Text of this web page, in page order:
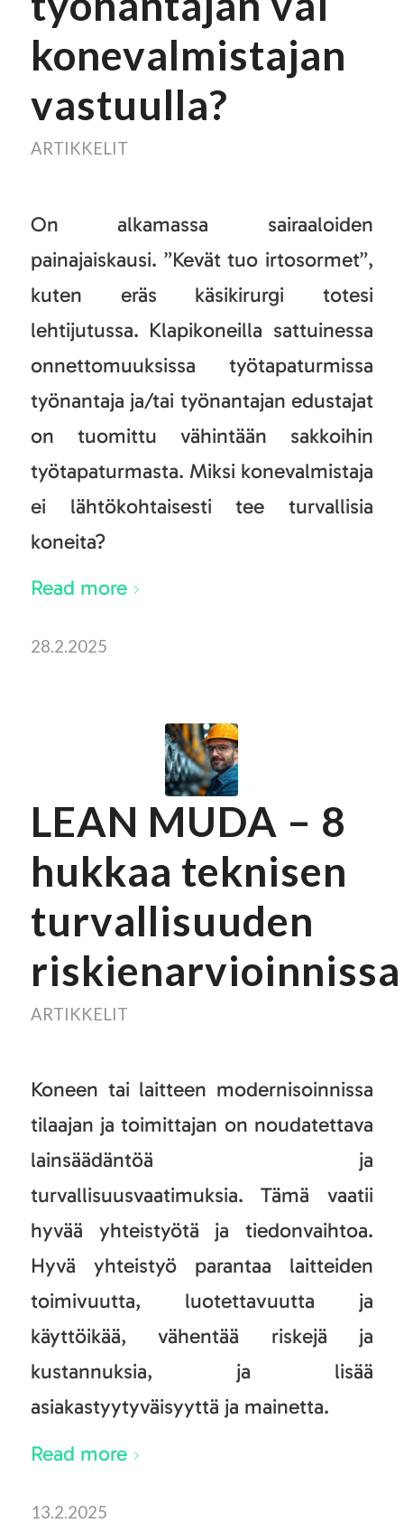
konevalmistajan
vastuulla?
ARTIKKELIT
On alkamassa sairaaloiden
painajaiskausi. ”Kevät tuo irtosormet”,
kuten eräs käsikirurgi totesi
lehtijutussa. Klapikoneilla sattuinessa
onnettomuuksissa työtapaturmissa
työnantaja ja/tai työnantajan edustajat
on tuomittu vähintään sakkoihin
työtapaturmasta. Miksi konevalmistaja
ei lähtökohtaisesti tee turvallisia
koneita?
Read more
28.2.2025
LEAN MUDA – 8
hukkaa teknisen
turvallisuuden
riskienarvioinnissa
ARTIKKELIT
Koneen tai laitteen modernisoinnissa
tilaajan ja toimittajan on noudatettava
lainsäädäntöä ja
turvallisuusvaatimuksia. Tämä vaatii
hyvää yhteistyötä ja tiedonvaihtoa.
Hyvä yhteistyö parantaa laitteiden
toimivuutta, luotettavuutta ja
käyttöikää, vähentää riskejä ja
kustannuksia, ja lisää
asiakastyytyväisyyttä ja mainetta.
Read more
13.2.2025